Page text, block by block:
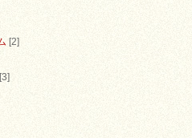
[2]
[3]